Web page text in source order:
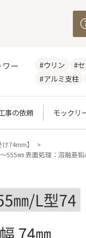
ー
#ウリン #
#アルミ支柱
事の依頼 モックリ
74mm】
㎜ 表面処理：溶融亜